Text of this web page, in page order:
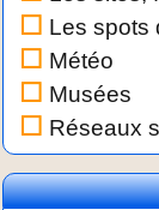
Les spots
Météo
Musées
Réseaux